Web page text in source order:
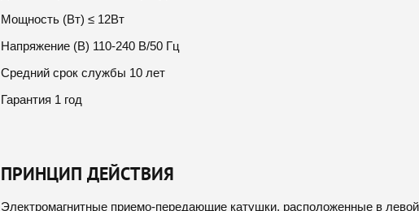
Мощность (Вт) ≤ 12Вт
Напряжение (В) 110-240 В/50 Гц
Средний срок службы 10 лет
Гарантия 1 год
ПРИНЦИП ДЕЙСТВИЯ
Электромагнитные приемо-передающие катушки, расположенные в